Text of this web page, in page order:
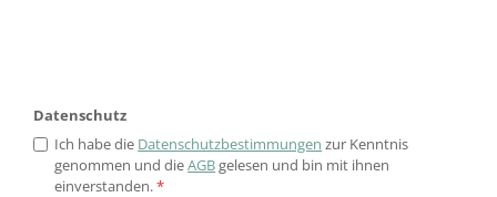
Datenschutz
Ich habe die Datenschutzbestimmungen zur Kenntnis
genommen und dieAGBgelesen und bin mit ihnen
einverstanden.*